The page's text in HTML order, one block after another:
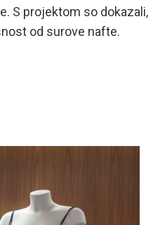
S projektom so dokazali,
od surove nafte.